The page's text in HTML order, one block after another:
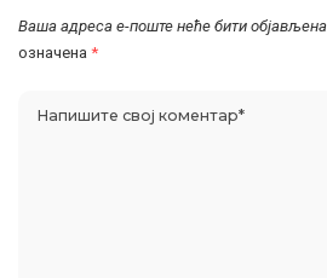
Ваша адреса е-поште неће бити објављена.
означена *